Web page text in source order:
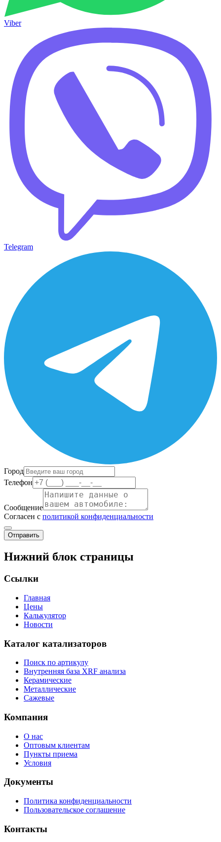
Viber
Telegram
Город
Телефон
Сообщение
Согласен с политикой конфиденциальности
Отправить
Нижний блок страницы
Ссылки
Главная
Цены
Калькулятор
Новости
Каталог катализаторов
Поиск по артикулу
Внутренняя база XRF анализа
Керамические
Металлические
Сажевые
Компания
О нас
Оптовым клиентам
Пункты приема
Условия
Документы
Политика конфиденциальности
Пользовательское соглашение
Контакты